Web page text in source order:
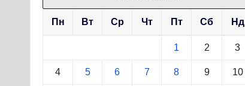
Пн Вт Ср Чт Пт Сб Нд
1 2 3
4 5 6 7 8 9 10